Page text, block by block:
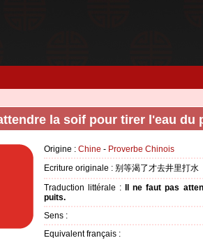
la soif pour tirer l'eau du
Origine : Chine - Proverbe Chinois
Ecriture originale : 别等渴了才去井里打水
Traduction littérale :
Il ne faut pas
puits.
Sens :
Equivalent français :